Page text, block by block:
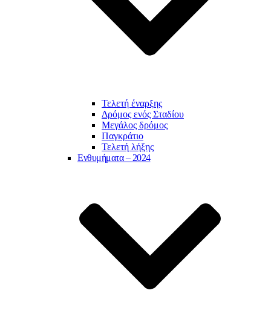
Τελετή έναρξης
Δρόμος ενός Σταδίου
Μεγάλος δρόμος
Παγκράτιο
Τελετή λήξης
Ενθυμήματα – 2024